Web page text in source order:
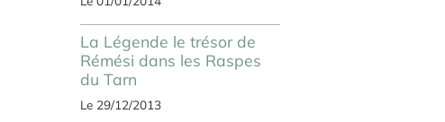
La Légende le trésor de
Rémési dans les Raspes
du Tarn
Le 29/12/2013